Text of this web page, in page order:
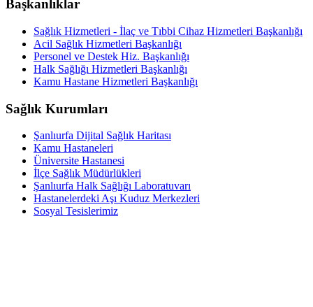
Başkanlıklar
Sağlık Hizmetleri - İlaç ve Tıbbi Cihaz Hizmetleri Başkanlığı
Acil Sağlık Hizmetleri Başkanlığı
Personel ve Destek Hiz. Başkanlığı
Halk Sağlığı Hizmetleri Başkanlığı
Kamu Hastane Hizmetleri Başkanlığı
Sağlık Kurumları
Şanlıurfa Dijital Sağlık Haritası
Kamu Hastaneleri
Üniversite Hastanesi
İlçe Sağlık Müdürlükleri
Şanlıurfa Halk Sağlığı Laboratuvarı
Hastanelerdeki Aşı Kuduz Merkezleri
Sosyal Tesislerimiz